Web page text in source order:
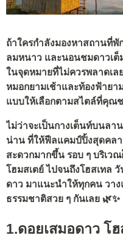
ถ้าใครกำลังมองหาสถานที่พั
ลมหนาว และนอนชมดาวเต็
ในจุดหมายที่ไม่ควรพลาดเล
หมอกยามเช้าและท้องฟ้าย
แบบให้เลือกตามสไตล์ที่คุณ
ไม่ว่าจะเป็นกางเต็นท์บนลา
น่าน ที่ให้ฟีลแคมป์ปิ้งสุดคลา
สะดวกมากขึ้น รอบ ๆ บริเว
โฮมสเตย์ ไปจนถึงโฮสเทล
ดาว มาแนะนำให้ทุกคน วาง
ธรรมชาติสวย ๆ กันเลย 🌿✨
1.ดอยเสมอดาว โ